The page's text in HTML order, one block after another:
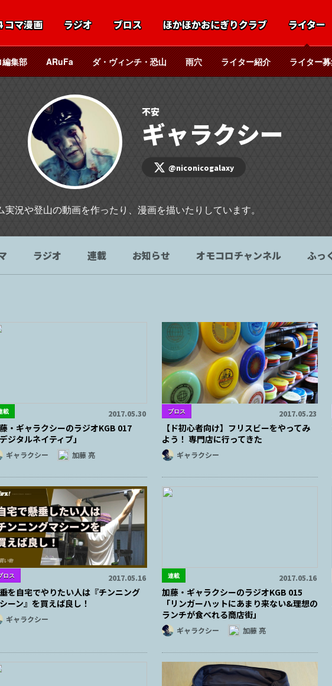
コマ漫画 ラジオ ブロス ほかほかおにぎりクラブ ライター
集部 ARuFa ダ・ヴィンチ・恐山 雨穴 ライター紹介 ライター
不安
ギャラクシー
@niconicogalaxy
実況や登山の動画を作ったり、漫画を描いたりしています。
ラジオ 連載 お知らせ オモコロチャンネル ふっ
載 2017.05.30
・ギャラクシーのラジオKGB 017
デジタルネイティブ」
ギャラクシー 加藤 亮
ブロス 2017.05.23
【ド初心者向け】フリスビーをやってみ
よう！ 専門店に行ってきた
ギャラクシー
ロス 2017.05.16
を自宅でやりたい人は『チンニング
ーン』を買えば良し！
ギャラクシー
連載 2017.05.16
加藤・ギャラクシーのラジオKGB 015
「リンガーハットにあまり来ない&理想の
ランチが食べれる商店街」
ギャラクシー 加藤 亮